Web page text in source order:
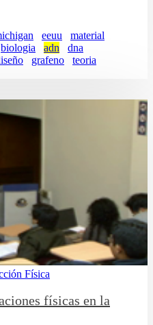
eeuu
material
biologia adn
dna
grafeno
teoria
Física
físicas en la